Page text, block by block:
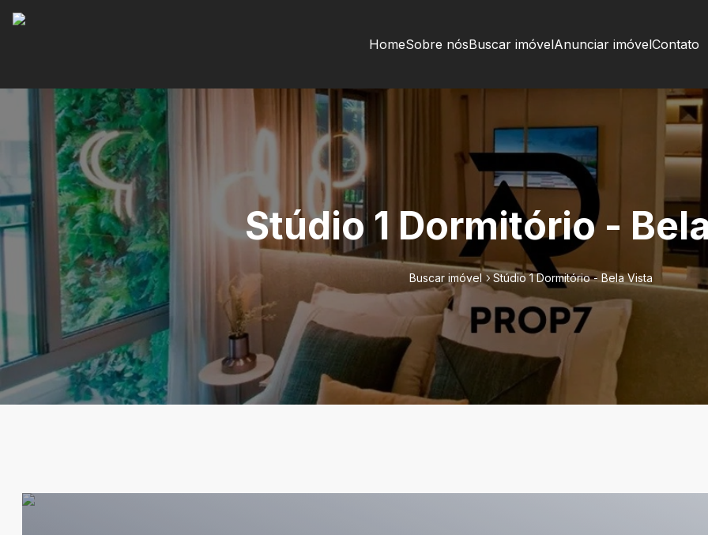
HomeSobre nósBuscar imóvelAnunciar imóvelContato
Stúdio 1 Dormitório -
Buscar imóvel Stúdio 1 Dormitório - Bela Vista